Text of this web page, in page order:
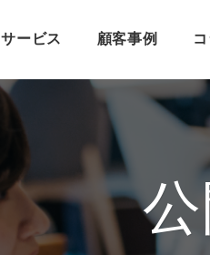
サービス 顧客事例